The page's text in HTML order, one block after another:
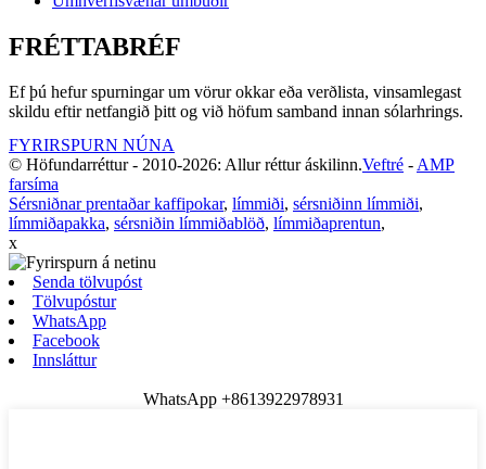
FRÉTTABRÉF
Ef þú hefur spurningar um vörur okkar eða verðlista, vinsamlegast
skildu eftir netfangið þitt og við höfum samband innan sólarhrings.
FYRIRSPURN NÚNA
© Höfundarréttur - 2010-2026: Allur réttur áskilinn.Veftré -AMP
farsíma
Sérsniðnar prentaðar kaffipokar, límmiði, sérsniðinn límmiði,
límmiðapakka, sérsniðin límmiðablöð, límmiðaprentun,
x
Senda tölvupóst
Tölvupóstur
WhatsApp
Facebook
Innsláttur
WhatsApp +8613922978931